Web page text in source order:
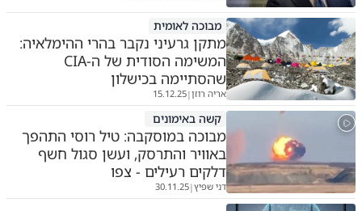
מבוכה לאומית
מתקן גרעיני נקבר בהרי ההימלאיה:
המשימה הסודית של ה-CIA
שהסתיימה בכישלון
אריה רוזן|
15.12.25
קשה באימונים
מבוכה במוסקבה: טיל רוסי התהפך
באוויר והתרסק, ועשן סגול חשף
דלקים רעילים - צפו
דני שפיץ|
30.11.25